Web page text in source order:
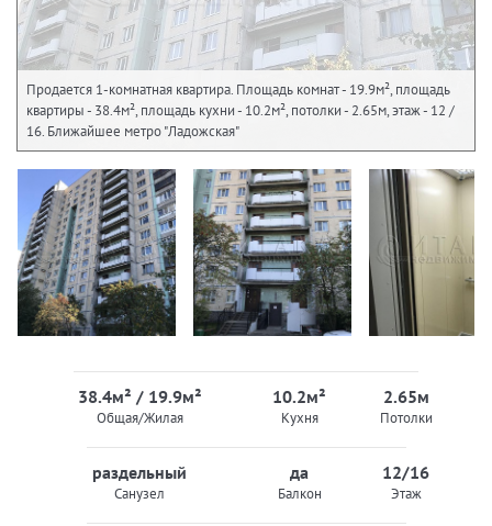
Продается 1-комнатная квартира. Площадь комнат - 19.9м², площадь
квартиры - 38.4м², площадь кухни - 10.2м², потолки - 2.65м, этаж - 12 /
16. Ближайшее метро "Ладожская"
38.4м² / 19.9м²
Общая/Жилая
10.2м²
Кухня
2.65м
Потолки
раздельный
Санузел
да
Балкон
12/16
Этаж